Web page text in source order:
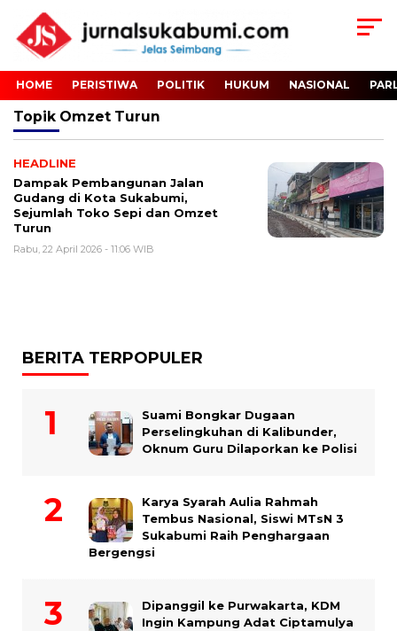
HOME PERISTIWA POLITIK HUKUM NASIONAL
Topik Omzet Turun
HEADLINE
Dampak Pembangunan Jalan
Gudang di Kota Sukabumi,
Sejumlah Toko Sepi dan Omzet
Turun
Rabu, 22 April 2026 - 11:06 WIB
BERITA TERPOPULER
Suami Bongkar Dugaan
Perselingkuhan di Kalibunder,
Oknum Guru Dilaporkan ke Polisi
Karya Syarah Aulia Rahmah
Tembus Nasional, Siswi MTsN 3
Sukabumi Raih Penghargaan
Bergengsi
Dipanggil ke Purwakarta, KDM
Ingin Kampung Adat Ciptamulya